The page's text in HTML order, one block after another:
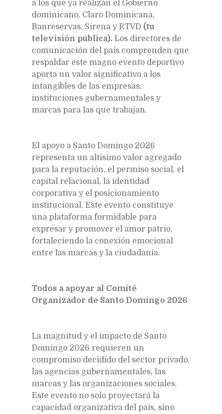
a los que ya realizan el Gobierno
dominicano, Claro Dominicana,
Banreservas, Sirena y RTVD (tu
televisión pública). Los directores de
comunicación del país comprenden que
respaldar este magno evento deportivo
aporta un valor significativo a los
intangibles de las empresas,
instituciones gubernamentales y
marcas para las que trabajan.
El apoyo a Santo Domingo 2026
representa un altísimo valor agregado
para la reputación, el permiso social, el
capital relacional, la identidad
corporativa y el posicionamiento
institucional. Este evento constituye
una plataforma formidable para
expresar y promover el amor patrio,
fortaleciendo la conexión emocional
entre las marcas y la ciudadanía.
Todos a apoyar al Comité
Organizador de Santo Domingo 2026
La magnitud y el impacto de Santo
Domingo 2026 requieren un
compromiso decidido del sector privado,
las agencias gubernamentales, las
marcas y las organizaciones sociales.
Este evento no solo proyectará la
capacidad organizativa del país, sino